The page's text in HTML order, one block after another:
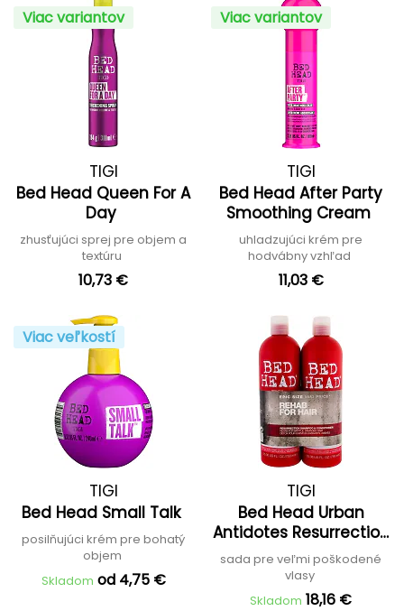
Viac variantov
TIGI
Bed Head Queen For A
Day
zhusťujúci sprej pre objem a
textúru
10,73 €
Viac variantov
TIGI
Bed Head After Party
Smoothing Cream
uhladzujúci krém pre
hodvábny vzhľad
11,03 €
Viac veľkostí
TIGI
Bed Head Small Talk
posilňujúci krém pre bohatý
objem
Skladom od 4,75 €
TIGI
Bed Head Urban
Antidotes Resurrection
Tween Duo
sada pre veľmi poškodené
vlasy
Skladom 18,16 €